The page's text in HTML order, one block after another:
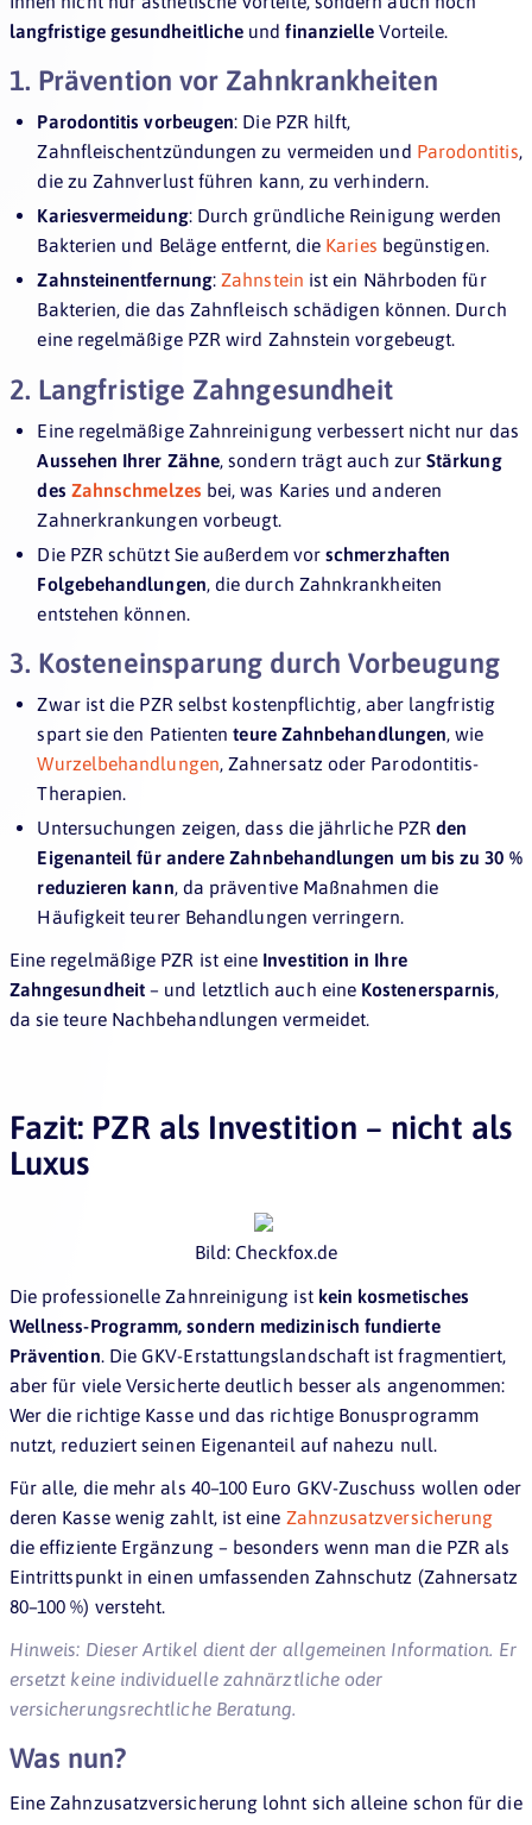
langfristige gesundheitliche undfinanzielle Vorteile.
1. Prävention vor Zahnkrankheiten
Parodontitis vorbeugen: Die PZR hilft,
Zahnfleischentzündungen zu vermeiden und Parodontitis,
die zu Zahnverlust führen kann, zu verhindern.
Kariesvermeidung: Durch gründliche Reinigung werden
Bakterien und Beläge entfernt, die Karies begünstigen.
Zahnsteinentfernung:Zahnstein ist ein Nährboden für
Bakterien, die das Zahnfleisch schädigen können. Durch
eine regelmäßige PZR wird Zahnstein vorgebeugt.
2. Langfristige Zahngesundheit
Eine regelmäßige Zahnreinigung verbessert nicht nur das
Aussehen Ihrer Zähne , sondern trägt auch zurStärkung
des Zahnschmelzes bei, was Karies und anderen
Zahnerkrankungen vorbeugt.
Die PZR schützt Sie außerdem vorschmerzhaften
Folgebehandlungen , die durch Zahnkrankheiten
entstehen können.
3. Kosteneinsparung durch Vorbeugung
Zwar ist die PZR selbst kostenpflichtig, aber langfristig
spart sie den Patiententeure Zahnbehandlungen, wie
Wurzelbehandlungen, Zahnersatz oder Parodontitis-
Therapien.
Untersuchungen zeigen, dass die jährliche PZRden
Eigenanteil für andere Zahnbehandlungen um bis zu 30 %
reduzieren kann, da präventive Maßnahmen die
Häufigkeit teurer Behandlungen verringern.
Eine regelmäßige PZR ist eine Investition in Ihre
Zahngesundheit– und letztlich auch eine Kostenersparnis,
da sie teure Nachbehandlungen vermeidet.
Fazit: PZR als Investition – nicht als
Luxus
Bild: Checkfox.de
Die professionelle Zahnreinigung ist kein kosmetisches
Wellness-Programm, sondern medizinisch fundierte
Prävention. Die GKV-Erstattungslandschaft ist fragmentiert,
aber für viele Versicherte deutlich besser als angenommen:
Wer die richtige Kasse und das richtige Bonusprogramm
nutzt, reduziert seinen Eigenanteil auf nahezu null.
Für alle, die mehr als 40–100 Euro GKV-Zuschuss wollen oder
deren Kasse wenig zahlt, ist eine Zahnzusatzversicherung
die effiziente Ergänzung – besonders wenn man die PZR als
Eintrittspunkt in einen umfassenden Zahnschutz (Zahnersatz
80–100 %) versteht.
Hinweis: Dieser Artikel dient der allgemeinen Information. Er
ersetzt keine individuelle zahnärztliche oder
versicherungsrechtliche Beratung.
Was nun?
Eine Zahnzusatzversicherung lohnt sich alleine schon für die
JETZT ANGEBOTE VERGLEICHEN